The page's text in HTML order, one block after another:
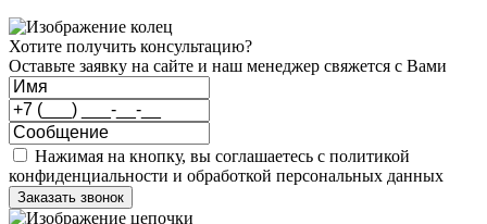
Хотите получить консультацию?
Оставьте заявку на сайте и наш менеджер свяжется с Вами
Нажимая на кнопку, вы соглашаетесь с политикой
конфиденциальности и обработкой персональных данных